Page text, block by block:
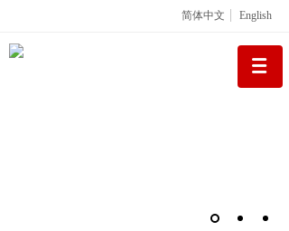
简体中文 English